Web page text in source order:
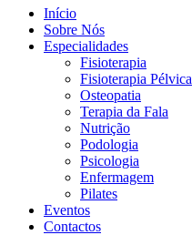
Início
Sobre Nós
Especialidades
Fisioterapia
Fisioterapia Pélvica
Osteopatia
Terapia da Fala
Nutrição
Podologia
Psicologia
Enfermagem
Pilates
Eventos
Contactos